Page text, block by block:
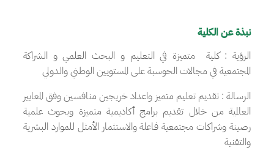
نبذة عن الكلية
الرؤية ‏: كلية متميزة في التعليم و البحث العلمي و الشراكة
المجتمعية في مجالات الحوسبة على المستويين الوطني والدولي
‏الرسالة ‏: تقديم تعليم متميز واعداد خريجين منافسين وفق المعايير
العالمية من خلال تقديم برامج أكاديمية متميزة وبحوث علمية
رصينة وشراكات مجتمعية فاعلة والاستثمار الأمثل للموارد البشرية
والتقنية